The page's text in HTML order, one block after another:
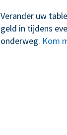
Verander uw
geld in tijdens
onderweg. Kom